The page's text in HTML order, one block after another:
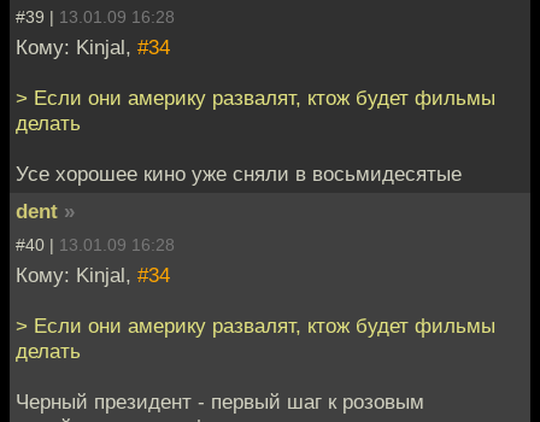
#39 | 13.01.09 16:28
Кому: Kinjal, #34
> Если они америку развалят, ктож будет фильмы
делать
Усе хорошее кино уже сняли в восьмидесятые
dent »
#40 | 13.01.09 16:28
Кому: Kinjal, #34
> Если они америку развалят, ктож будет фильмы
делать
Черный президент - первый шаг к розовым